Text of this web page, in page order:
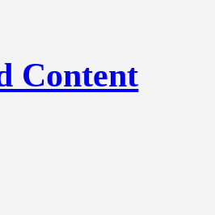
Content